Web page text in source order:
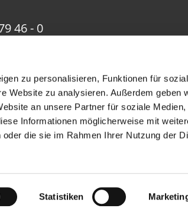
zu personalisieren, Funktionen für
Website zu analysieren. Außerdem geben
an unsere Partner für soziale Medien,
Informationen möglicherweise mit
die sie im Rahmen Ihrer Nutzung der
Statistiken
46 - 0
ChurchDesk-